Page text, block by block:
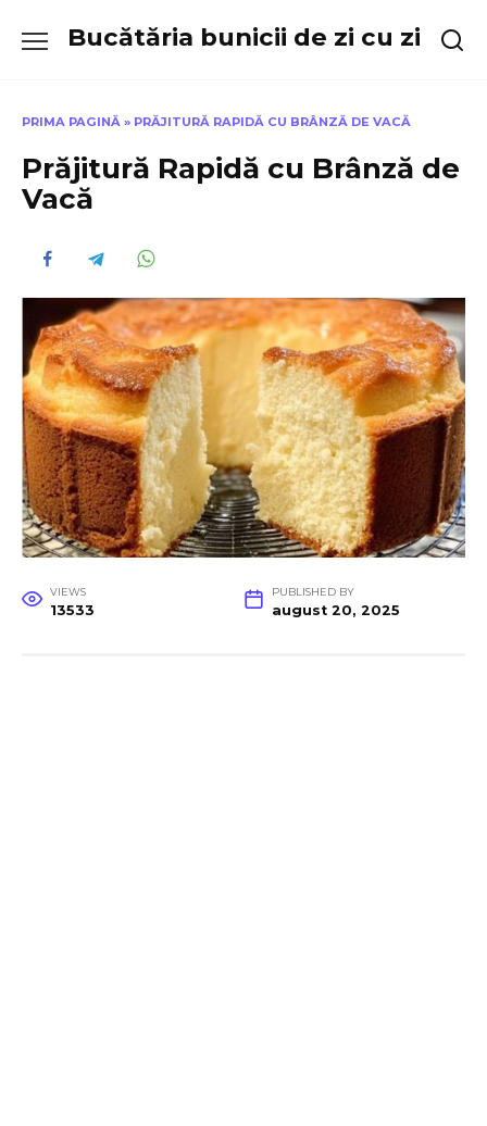
Bucătăria bunicii de zi cu zi
PRIMA PAGINĂ » PRĂJITURĂ RAPIDĂ CU BRÂNZĂ DE VACĂ
Prăjitură Rapidă cu Brânză de
Vacă
VIEWS
13533
PUBLISHED BY
august 20, 2025